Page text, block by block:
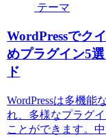
テーマ
WordPressでク
めプラグイン5
ド
WordPressは多機能
れ、多様なプラグ
ことができます。